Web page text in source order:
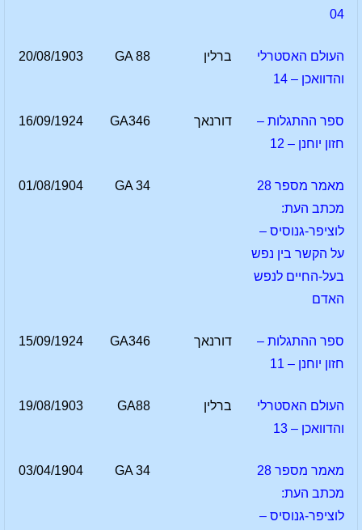
04
העולם האסטרלי
והדוואכן – 14
ברלין GA 88
20/08/1903
ספר ההתגלות –
חזון יוחנן – 12
דורנאך GA346
16/09/1924
מאמר מספר 28
מכתב העת:
לוציפר-גנוסיס –
על הקשר בין נפש
בעל-החיים לנפש
האדם
GA 34
01/08/1904
ספר ההתגלות –
חזון יוחנן – 11
דורנאך GA346
15/09/1924
העולם האסטרלי
והדוואכן – 13
ברלין GA88
19/08/1903
מאמר מספר 28
מכתב העת:
לוציפר-גנוסיס –
GA 34
03/04/1904